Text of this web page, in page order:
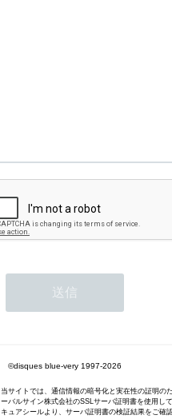
©disques blue-very 1997-2026
当サイトでは、通信情報の暗号化と実在性の証明の
ーバルサイン株式会社のSSLサーバ証明書を使用し
キュアシールより、サーバ証明書の検証結果をご確